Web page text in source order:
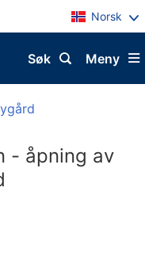
Norsk
Meny
Søk
- åpning av